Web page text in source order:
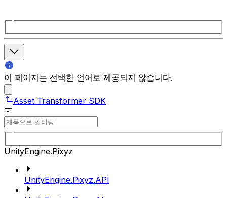
이 페이지는 선택한 언어로 제공되지 않습니다.
Asset Transformer SDK
UnityEngine.Pixyz
UnityEngine.Pixyz.API